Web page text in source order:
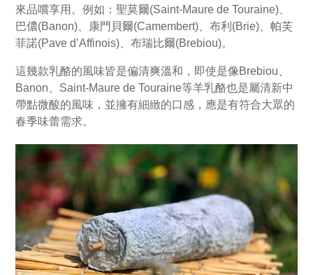
來品嚐享用。例如：聖莫爾(Saint-Maure de Touraine)、
巴儂(Banon)、康門貝爾(Camembert)、布利(Brie)、帕芙
菲諾(Pave d’Affinois)、布瑞比爾(Brebiou)。
這幾款乳酪的風味皆是偏清爽溫和，即使是像Brebiou、
Banon、Saint-Maure de Touraine等羊乳酪也是屬清新中
帶點微酸的風味，並擁有細緻的口感，應是有符合大眾的
春季味蕾需求。